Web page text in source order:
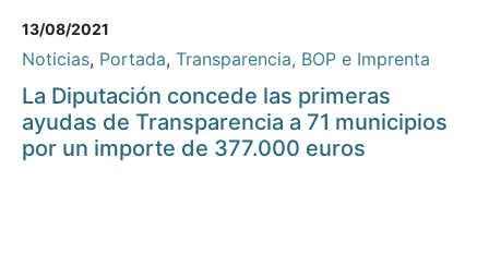
13/08/2021
Noticias, Portada, Transparencia, BOP e Imprenta
La Diputación concede las primeras
ayudas de Transparencia a 71 municipios
por un importe de 377.000 euros